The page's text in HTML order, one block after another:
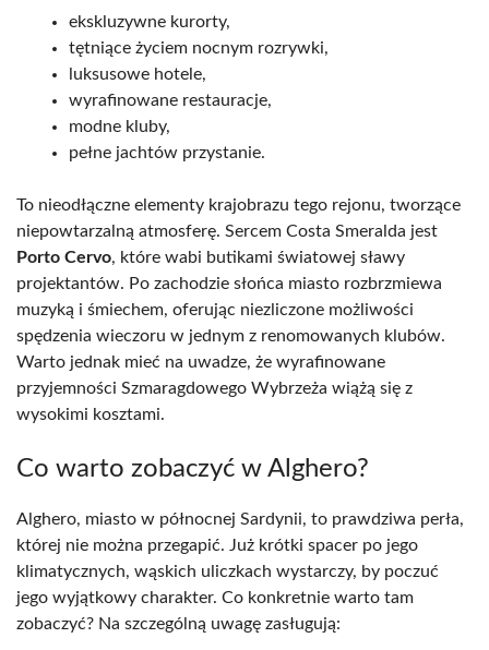
ekskluzywne kurorty,
tętniące życiem nocnym rozrywki,
luksusowe hotele,
wyrafinowane restauracje,
modne kluby,
pełne jachtów przystanie.
To nieodłączne elementy krajobrazu tego rejonu, tworzące
niepowtarzalną atmosferę. Sercem Costa Smeralda jest
Porto Cervo, które wabi butikami światowej sławy
projektantów. Po zachodzie słońca miasto rozbrzmiewa
muzyką i śmiechem, oferując niezliczone możliwości
spędzenia wieczoru w jednym z renomowanych klubów.
Warto jednak mieć na uwadze, że wyrafinowane
przyjemności Szmaragdowego Wybrzeża wiążą się z
wysokimi kosztami.
Co warto zobaczyć w Alghero?
Alghero, miasto w północnej Sardynii, to prawdziwa perła,
której nie można przegapić. Już krótki spacer po jego
klimatycznych, wąskich uliczkach wystarczy, by poczuć
jego wyjątkowy charakter. Co konkretnie warto tam
zobaczyć? Na szczególną uwagę zasługują: